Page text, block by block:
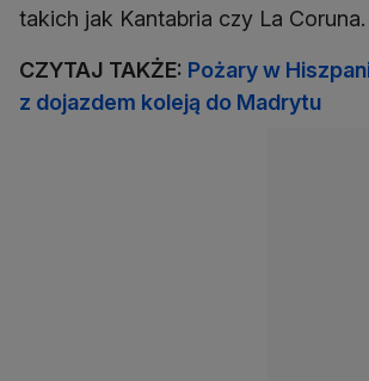
takich jak Kantabria czy La Coruna.
CZYTAJ TAKŻE: Pożary w
z dojazdem koleją do Madrytu